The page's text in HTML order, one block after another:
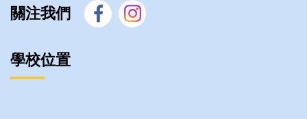
關注我們
學校位置